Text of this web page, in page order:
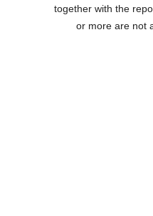
together with the
or more are not